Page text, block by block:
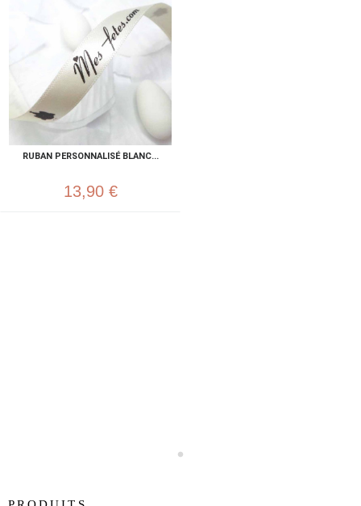
RUBAN PERSONNALISÉ BLANC...
13,90 €